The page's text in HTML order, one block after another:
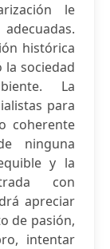
le
histórica
sociedad
La
para
coherente
ninguna
y la
con
apreciar
de pasión,
intentar